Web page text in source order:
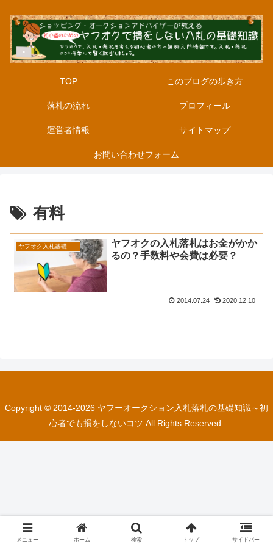
TOP このブログの歩き方
落札の流れ プロフィール
運営者情報 サイトマップ
お問い合わせフォーム
有料
ヤフオク入札基礎知識
ヤフオクの入札落札はお金がかか
るの？手数料や会費は必要？
2014.07.24 2020.12.10
Copyright © 2014-2026 ヤフーオークション入札落札の基礎知識～初
心者でも損をしないコツ All Rights Reserved.
メニュー ホーム 検索 トップ サイドバー